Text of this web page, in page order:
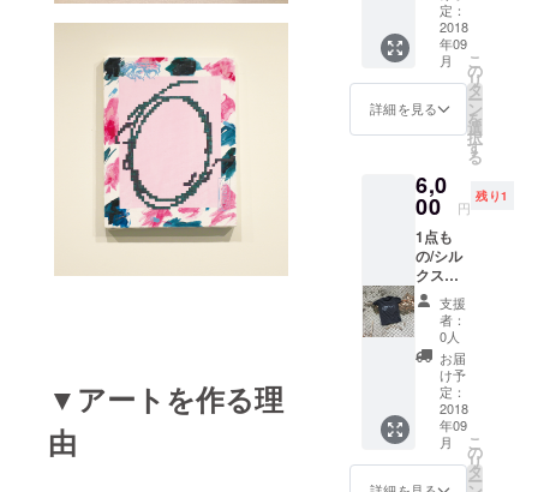
▼アートを作る理
由
クラウ
ドファ
ンディ
ング、
またリ
UNKNO
WN
ASIA事
務局と
は直接
関係あ
りませ
ん
筆サイ
ン入) +
ポスト
カード
(大)2枚
(直筆サ
イン&お
礼メッ
入) + お
一人お
一人に
心を込
めたお
礼メー
ル + ス
テッ
カー1枚
+ 現場
レポー
トメー
ル(写真
定：
2018
年09
月
詳細を見る
こ
の
リ
タ
ー
ン
を
選
択
す
る
6,0
00 円
残り1
1点も
の/シル
クスク
リーン/
非売品
Tシャツ
(女性S
サイズ/
男性XS
サイズ)
+ ポス
トカー
ド(大)1
枚 (直筆
支援
者：
0人
お届
け予
定：
2018
年09
月
こ
の
リ
タ
ー